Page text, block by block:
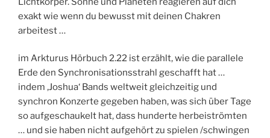
exakt wie wenn du bewusst mit deinen Chakren
arbeitest …
im Arkturus Hörbuch 2.22 ist erzählt, wie die parallele
Erde den Synchronisationsstrahl geschafft hat …
indem ‚Joshua‘ Bands weltweit gleichzeitig und
synchron Konzerte gegeben haben, was sich über Tage
so aufgeschaukelt hat, dass hunderte herbeiströmten
… und sie haben nicht aufgehört zu spielen /schwingen